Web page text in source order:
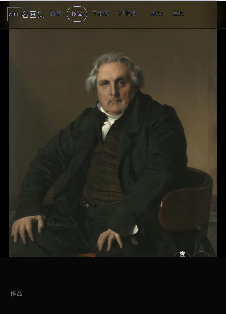
ART 名画集 首页 作品 艺术家 博物馆 主题展 发现
12345
查
作品